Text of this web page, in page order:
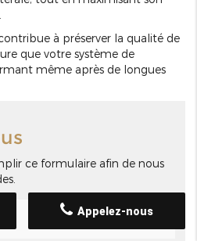
à préserver la qualité de
que votre système de
même après de longues
ce formulaire afin de nous
Appelez-nous